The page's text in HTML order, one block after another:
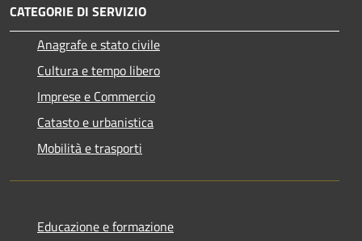
CATEGORIE DI SERVIZIO
Anagrafe e stato civile
Cultura e tempo libero
Imprese e Commercio
Catasto e urbanistica
Mobilità e trasporti
Educazione e formazione